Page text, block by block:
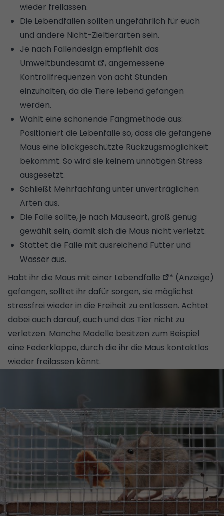
wieder freilassen.
Die Lebendfallen sollten ungefährlich für euch
und andere Nicht-Zieltierarten sein.
Je nach Fallendesign empfiehlt das
Umweltbundesamt
, angemessene
Kontrollfrequenzen von acht Stunden
einzuhalten, da die Tiere lebend gefangen
werden.
Wählt eine schonende Fangmethode aus:
Positioniert die Lebenfalle so, dass die gefangene
Maus eine blickgeschützte Rückzugsmöglichkeit
bekommt. So wird sie keinem unnötigen Stress
ausgesetzt.
Schließt Mehrfachfang unter unverträglichen
Arten aus.
Die Falle sollte, je nach Mauseart, groß genug
gewählt sein, damit sich die Maus nicht verletzt.
Stattet die Falle mit ausreichend Futter und
Wasser aus.
Habt ihr die Maus mit einer Lebendfalle
* (Anzeige)
gefangen, solltet ihr dafür sorgen, sie möglichst
stressfrei wieder in die Freiheit zu entlassen. Achtet
dabei auch darauf, euch und das Tier nicht zu
verletzen. Manche Modelle besitzen zum Beispiel
eine Federklappe, durch die ihr die Maus kontaktlos
wieder freilassen könnt.